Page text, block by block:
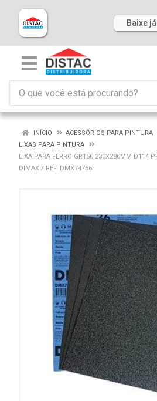
Baixe
INÍCIO
ACESSÓRIOS PARA PINTURA
LIXAS PARA PINTURA
LIXA PARA FERRO GR150 230X280MM D114
DIMAX / REF. DMX74756